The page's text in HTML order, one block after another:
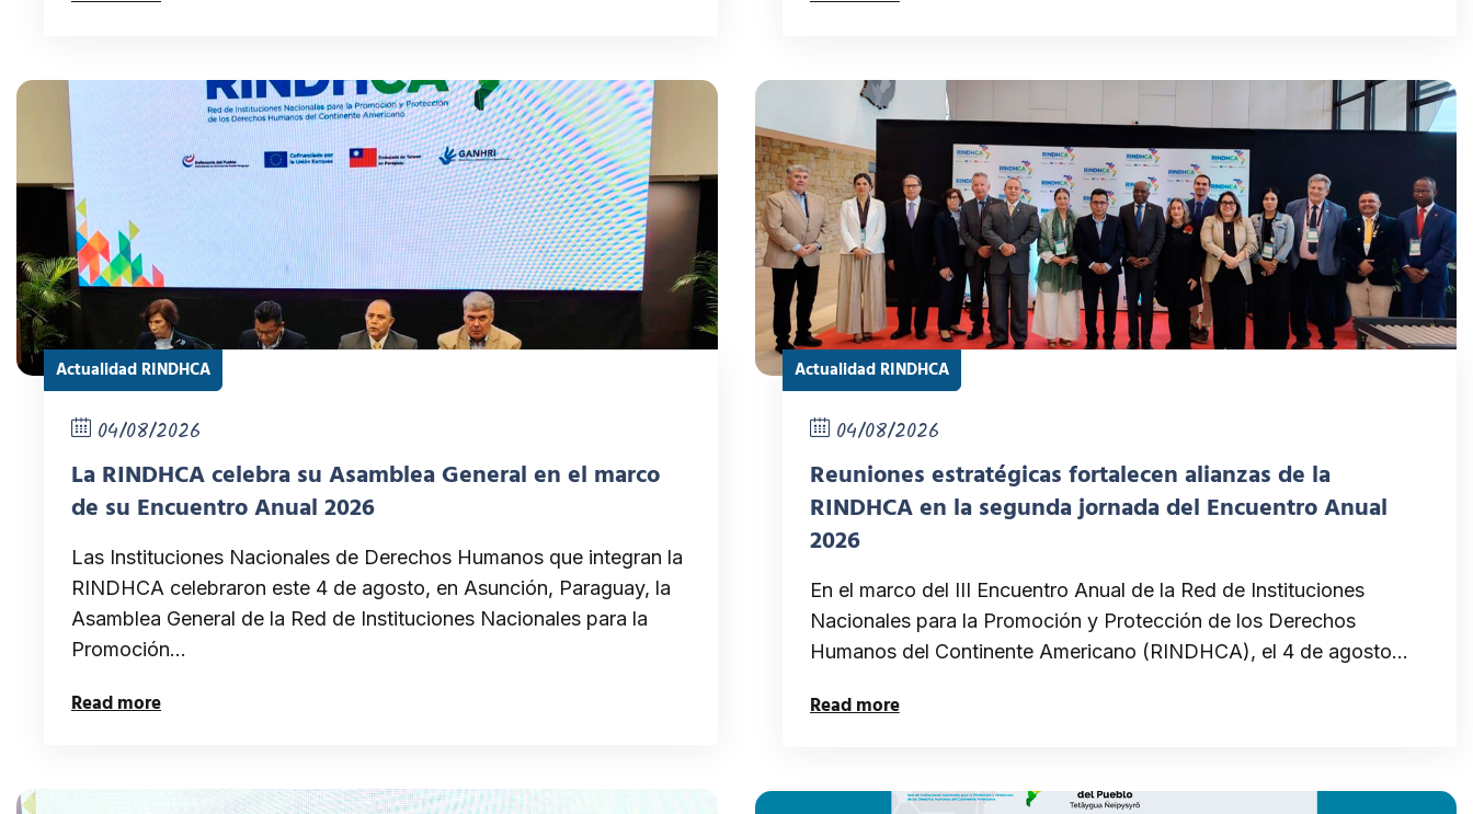
Actualidad RINDHCA
04/08/2026
La RINDHCA celebra su Asamblea General en el marco
de su Encuentro Anual 2026
Las Instituciones Nacionales de Derechos Humanos que integran la
RINDHCA celebraron este 4 de agosto, en Asunción, Paraguay, la
Asamblea General de la Red de Instituciones Nacionales para la
Promoción…
Read more
Actualidad RINDHCA
04/08/2026
Reuniones estratégicas fortalecen alianzas de la
RINDHCA en la segunda jornada del Encuentro Anual
2026
En el marco del III Encuentro Anual de la Red de Instituciones
Nacionales para la Promoción y Protección de los Derechos
Humanos del Continente Americano (RINDHCA), el 4 de agosto…
Read more